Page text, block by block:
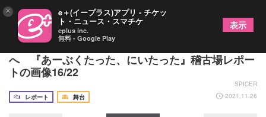
1年超探求を続けた創作がついに本公演として上演
へ 『あーぶくたった、にいたった』稽古場レポー
トの画像16/22
SPICER
レポート
舞台 2021.11.26
× e＋(イープラス)アプリ - チケッ
ト・ニュース・スマチケ
eplus inc.
無料 - Google Play
表示